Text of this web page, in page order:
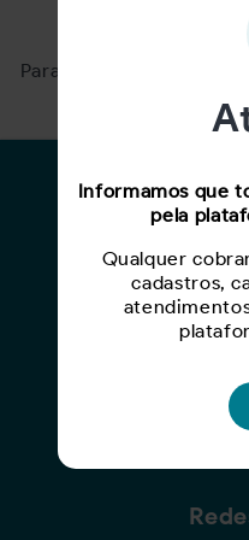
Para ver mais, acesse a
Para
Criar
Informamos que
pela
Qualquer
cadastros,